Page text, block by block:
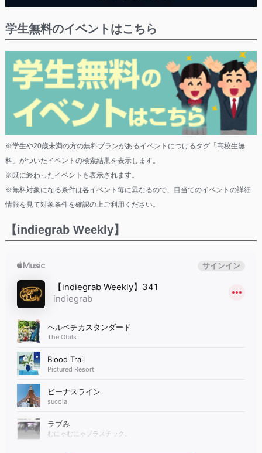
学生無料のイベントはこちら
※学生や20歳未満の方の無料プランがあるイベントにつけるタグ「高校生無
料」がついたイベントの検索結果を表示します。
※既に終わったイベントも表示されます。
※無料対象になる条件は各イベント毎に異なるので、目当てのイベントの詳細
情報を見て対象条件を確認の上ご利用ください。
【indiegrab Weekly】